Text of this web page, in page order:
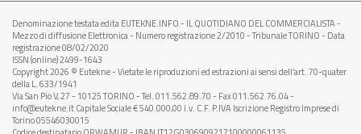
Denominazione testata edita EUTEKNE.INFO - IL QUOTIDIANO DEL COMMERCIALISTA -
Mezzo di diffusione Elettronica - Numero registrazione 2/2010 - Tribunale TORINO - Data
registrazione 08/02/2020
ISSN (online) 2499-1643
Copyright 2026 © Eutekne - Vietate le riproduzioni ed estrazioni ai sensi dell’art. 70-quater
della L. 633/1941
Via San Pio V, 27 - 10125 TORINO - Tel. 011.562.89.70 - Fax 011.562.76.04 -
info@eutekne.it Capitale Sociale € 540.000,00 i.v. C.F. P.IVA Iscrizione Registro Imprese di
Torino 05546030015